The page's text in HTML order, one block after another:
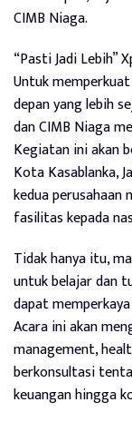
CIMB Niaga.
“Pasti Jadi Lebih”
Untuk
depan yang lebih
dan CIMB Niaga
Kegiatan ini akan
Kota Kasablanka,
kedua perusahaan
fasilitas kepada
Tidak hanya itu,
untuk belajar dan
dapat
Acara ini akan
management,
berkonsultasi
keuangan hingga